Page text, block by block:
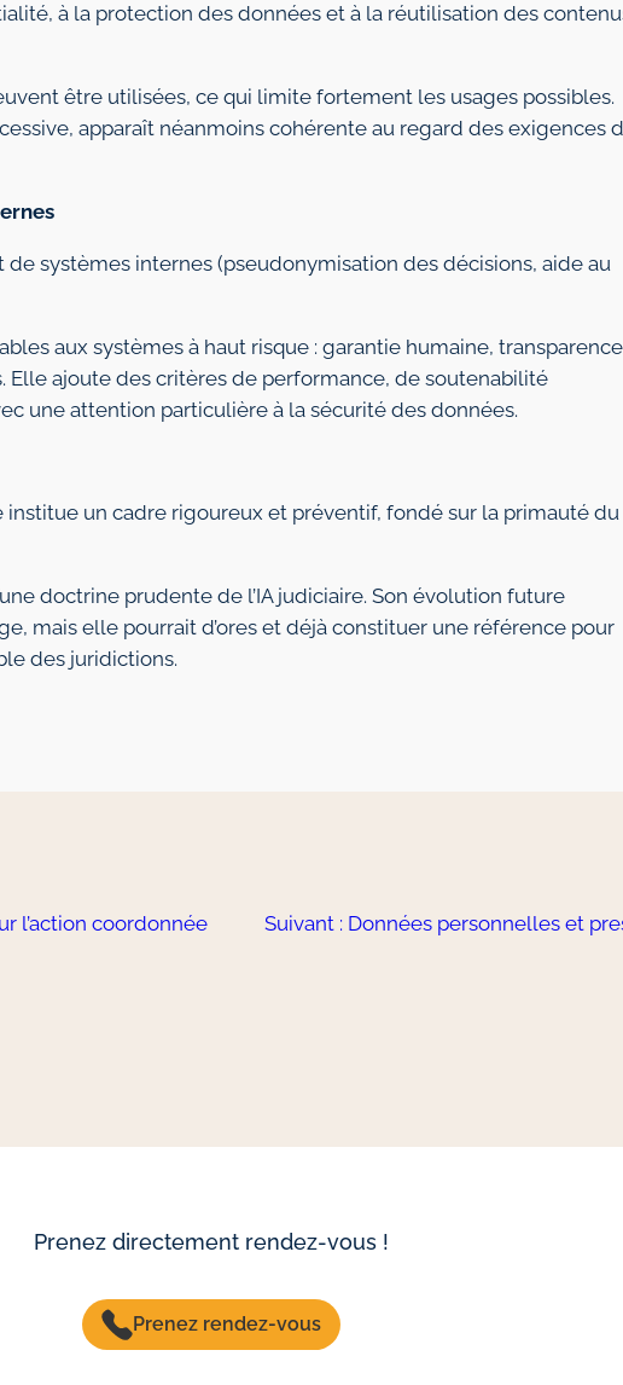
à la protection des données et à la réutilisation des
être utilisées, ce qui limite fortement les usages possibles.
apparaît néanmoins cohérente au regard des exigences
systèmes internes (pseudonymisation des décisions, aide au
aux systèmes à haut risque : garantie humaine,
ajoute des critères de performance, de soutenabilité
une attention particulière à la sécurité des données.
un cadre rigoureux et préventif, fondé sur la primauté du
doctrine prudente de l’IA judiciaire. Son évolution future
mais elle pourrait d’ores et déjà constituer une référence pour
des juridictions.
l’action coordonnée
Suivant : Données personnelles et
Prenez directement rendez-vous !
Prenez rendez-vous